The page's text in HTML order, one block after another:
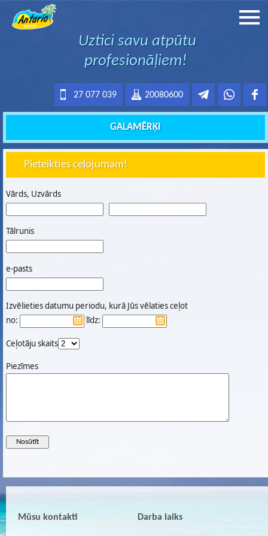
Uztici savu atpūtu
profesionāļiem!
20080600
27 077 039
GALAMĒRĶI
Pieteikties ceļojumam!
Vārds, Uzvārds
Tālrunis
e-pasts
Izvēlieties datumu periodu, kurā Jūs vēlaties ceļot
no:
līdz:
Ceļotāju skaits
Piezīmes
Mūsu kontakti Darba laiks